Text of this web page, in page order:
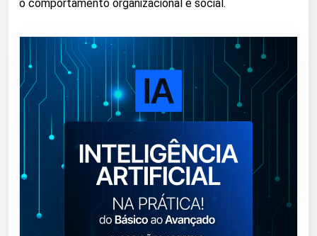
o comportamento organizacional e social.